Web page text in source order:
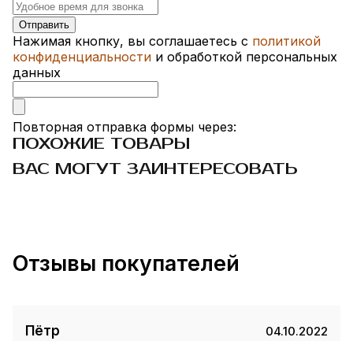
Нажимая кнопку, вы соглашаетесь с политикой
конфиденциальности и обработкой персональных
данных
Повторная отправка формы через:
ПОХОЖИЕ ТОВАРЫ
ВАС МОГУТ ЗАИНТЕРЕСОВАТЬ
Отзывы покупателей
Пётр 04.10.2022